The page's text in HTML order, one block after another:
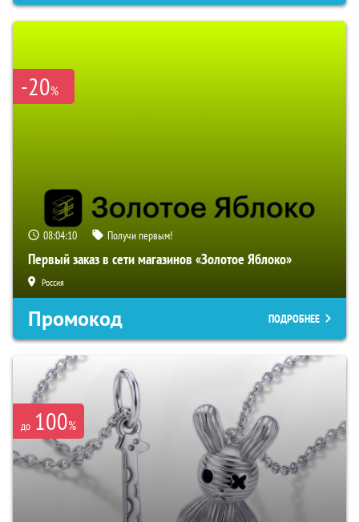
-20%
08:04:09 Получи первым!
Первый заказ в сети магазинов «Золотое Яблоко»
Россия
Промокод ПОДРОБНЕЕ
до 100%